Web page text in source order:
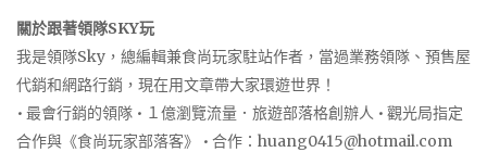
關於跟著領隊SKY玩
我是領隊Sky，總編輯兼食尚玩家駐站作者，當過業務領隊、預售屋
代銷和網路行銷，現在用文章帶大家環遊世界！
• 最會行銷的領隊 • １億瀏覽流量．旅遊部落格創辦人 • 觀光局指定
合作與《食尚玩家部落客》 • 合作： huang0415@hotmail.com